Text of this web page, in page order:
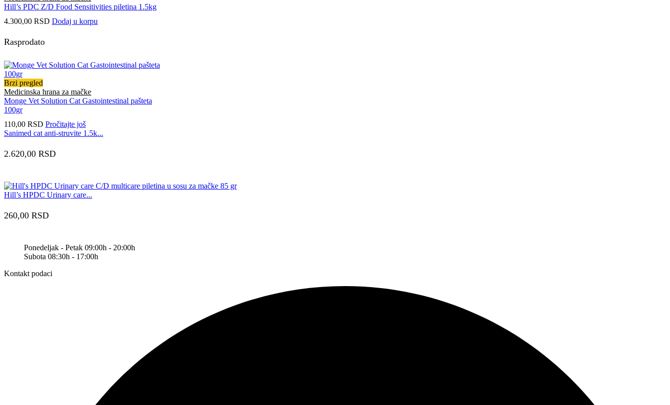
Hill’s PDC Z/D Food Sensitivities piletina 1.5kg
4.300,00 RSD Dodaj u korpu
Rasprodato
Brzi pregled
Medicinska hrana za mačke
Monge Vet Solution Cat Gastointestinal pašteta
100gr
110,00 RSD Pročitajte još
Sanimed cat anti-struvite 1.5k...
2.620,00 RSD
Hill’s HPDC Urinary care...
260,00 RSD
Ponedeljak - Petak 09:00h - 20:00h
Subota 08:30h - 17:00h
Kontakt podaci